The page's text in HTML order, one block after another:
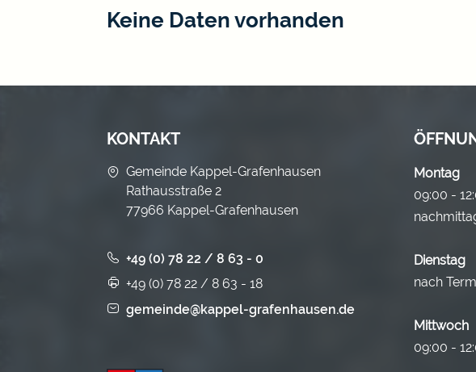
Keine Daten vorhanden
KONTAKT
Gemeinde Kappel-Grafenhausen
Rathausstraße 2
77966 Kappel-Grafenhausen
+49 (0) 78 22 / 8 63 - 0
+49 (0) 78 22 / 8 63 - 18
gemeinde@kappel-grafenhausen.de
Montag
09:00 -
Dienstag
nach
Mittwoch
09:00 -